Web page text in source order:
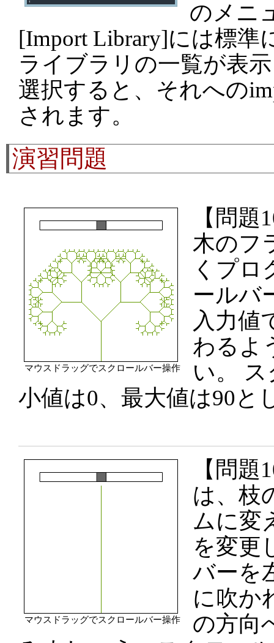
のメニ
[Import Library]には標準
ライブラリの一覧が表
選択すると、それへの
されます。
演習問題
マウスドラッグでスクロールバー操作
【問題
木のフ
くプロ
ールバ
入力値
わるよ
い。
小値は0、最大値は90と
マウスドラッグでスクロールバー操作
【問題
は、枝
ムに変
を変更
バーを
に吹か
の方向